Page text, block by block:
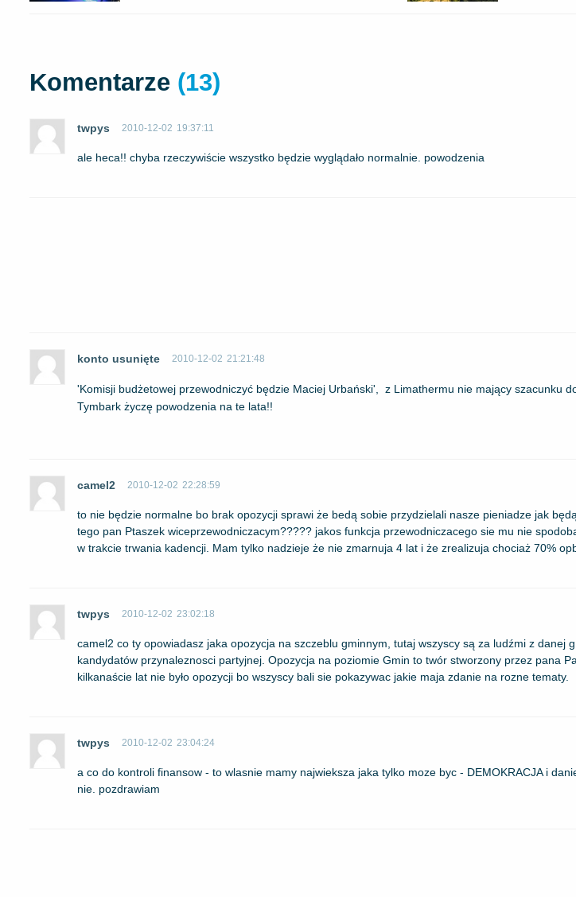
Komentarze (13)
twpys 2010-12-02 19:37:11
ale heca!! chyba rzeczywiście wszystko będzie wyglądało normalnie. powodzenia
konto usunięte 2010-12-02 21:21:48
'Komisji budżetowej przewodniczyć będzie Maciej Urbański', z Limathermu nie mający szacunku
Tymbark życzę powodzenia na te lata!!
camel2 2010-12-02 22:28:59
to nie będzie normalne bo brak opozycji sprawi że bedą sobie przydzielali nasze pieniadze jak
tego pan Ptaszek wiceprzewodniczacym????? jakos funkcja przewodniczacego sie mu nie
w trakcie trwania kadencji. Mam tylko nadzieje że nie zmarnuja 4 lat i że zrealizuja chociaż 70%
twpys 2010-12-02 23:02:18
camel2 co ty opowiadasz jaka opozycja na szczeblu gminnym, tutaj wszyscy są za ludźmi z danej
kandydatów przynaleznosci partyjnej. Opozycja na poziomie Gmin to twór stworzony przez pana
kilkanaście lat nie było opozycji bo wszyscy bali sie pokazywac jakie maja zdanie na rozne tematy.
twpys 2010-12-02 23:04:24
a co do kontroli finansow - to wlasnie mamy najwieksza jaka tylko moze byc - DEMOKRACJA i
nie. pozdrawiam